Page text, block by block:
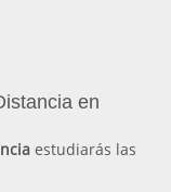
en
estudiarás las